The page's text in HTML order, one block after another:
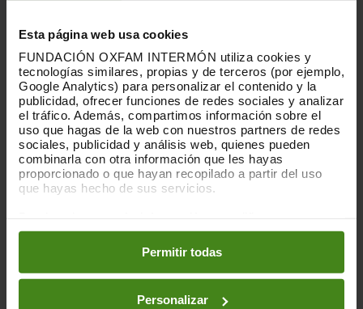
Esta página web usa cookies
FUNDACIÓN OXFAM INTERMÓN utiliza cookies y
tecnologías similares, propias y de terceros (por ejemplo,
Google Analytics) para personalizar el contenido y la
publicidad, ofrecer funciones de redes sociales y analizar
el tráfico. Además, compartimos información sobre el
uso que hagas de la web con nuestros partners de redes
sociales, publicidad y análisis web, quienes pueden
combinarla con otra información que les hayas
proporcionado o que hayan recopilado a partir del uso
que hayas hecho de sus servicios.
preferencias accediendo a nuestraPolítica de Cookieso
en los botones facilitados a continuación:
Permitir todas
Personalizar
organizaciones de comercio justo u
otras sensibles.
Innovar la propuesta global de
experimentando con nuevas formas
de voluntariado, incluso implicando
más a las nuevas generaciones.